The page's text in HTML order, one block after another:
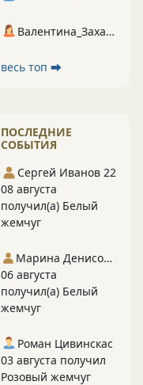
Валентина_Захарова
весь топ ⮕
ПОСЛЕДНИЕ
СОБЫТИЯ
Сергей Иванов 22
08 августа
получил(а) Белый
жемчуг
Марина Денисова 5
06 августа
получил(а) Белый
жемчуг
Роман Цивинскас
03 августа получил
Розовый жемчуг